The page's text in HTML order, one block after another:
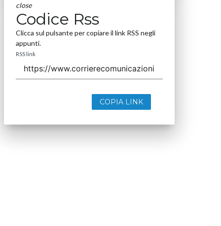
close
Codice Rss
Clicca sul pulsante per copiare il link RSS negli
appunti.
RSS link
COPIA LINK